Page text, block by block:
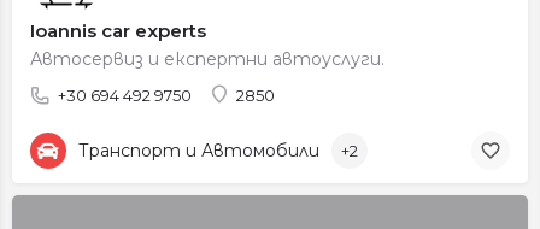
Ioannis car experts
Автосервиз и експертни автоуслуги.
+30 694 492 9750 2850
Транспорт и Автомобили +2